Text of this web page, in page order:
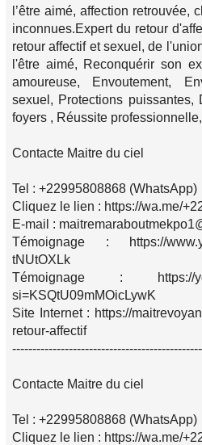
l’être aimé, affection retrouvée,
inconnues.Expert du retour
retour affectif et sexuel, de
l'être aimé, Reconquérir son
amoureuse, Envoutement,
sexuel, Protections puissantes,
foyers , Réussite
Contacte Maitre du ciel
Tel : +22995808868 (WhatsApp)
Cliquez le lien : https://wa.me/
E-mail :
Témoignage : https://
tNUtOXLk
Témoignage : https://
si=KSQtU09mMOicLywK
Site Internet : https://
retour-affectif
Contacte Maitre du ciel
Tel : +22995808868 (WhatsApp)
Cliquez le lien : https://wa.me/